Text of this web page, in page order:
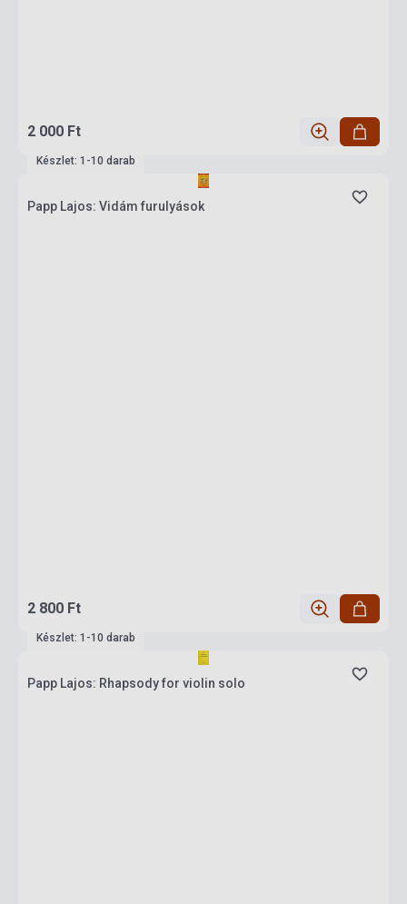
2 000 Ft
Készlet: 1-10 darab
Papp Lajos: Vidám furulyások
2 800 Ft
Készlet: 1-10 darab
Papp Lajos: Rhapsody for violin solo